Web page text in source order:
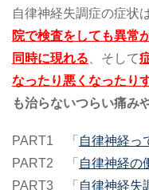
自律神経失調症の症状
院で検査をしても異常
同時に現れる 、そして
なったり悪くなったり
も治らないつらい痛み
PART1 「 自律神経っ
PART2 「 自律神経の
PART3 「 自律神経失